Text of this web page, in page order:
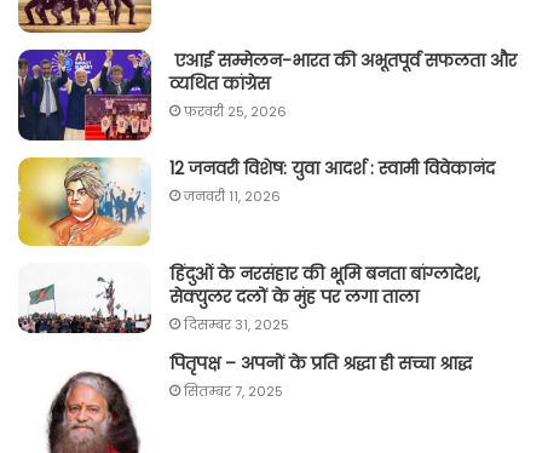
एआई सम्मेलन-भारत की अभूतपूर्व सफलता और
व्यथित कांग्रेस
फ़रवरी 25, 2026
12 जनवरी विशेष: युवा आदर्श : स्वामी विवेकानंद
जनवरी 11, 2026
हिंदुओं के नरसंहार की भूमि बनता बांग्लादेश,
सेक्युलर दलों के मुंह पर लगा ताला
दिसम्बर 31, 2025
पितृपक्ष – अपनों के प्रति श्रद्धा ही सच्चा श्राद्ध
सितम्बर 7, 2025